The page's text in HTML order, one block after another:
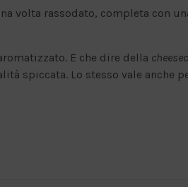
volta rassodato, completa con
E che dire della
spiccata. Lo stesso vale anche